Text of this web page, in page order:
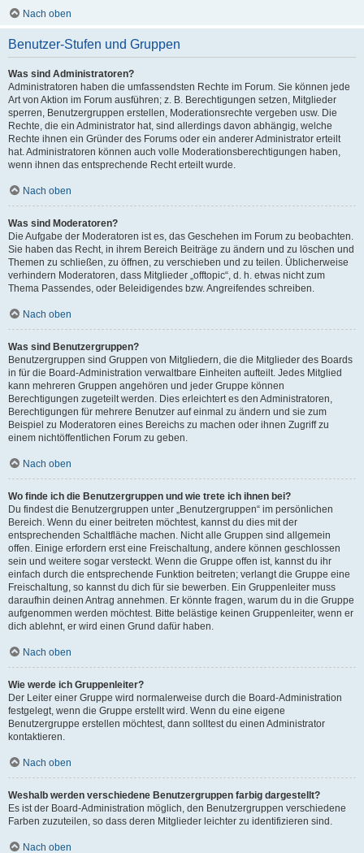
Nach oben
Benutzer-Stufen und Gruppen
Was sind Administratoren?
Administratoren haben die umfassendsten Rechte im Forum. Sie können jede
Art von Aktion im Forum ausführen; z. B. Berechtigungen setzen, Mitglieder
sperren, Benutzergruppen erstellen, Moderationsrechte vergeben usw. Die
Rechte, die ein Administrator hat, sind allerdings davon abhängig, welche
Rechte ihnen ein Gründer des Forums oder ein anderer Administrator erteilt
hat. Administratoren können auch volle Moderationsberechtigungen haben,
wenn ihnen das entsprechende Recht erteilt wurde.
Nach oben
Was sind Moderatoren?
Die Aufgabe der Moderatoren ist es, das Geschehen im Forum zu beobachten.
Sie haben das Recht, in ihrem Bereich Beiträge zu ändern und zu löschen und
Themen zu schließen, zu öffnen, zu verschieben und zu teilen. Üblicherweise
verhindern Moderatoren, dass Mitglieder „offtopic“, d. h. etwas nicht zum
Thema Passendes, oder Beleidigendes bzw. Angreifendes schreiben.
Nach oben
Was sind Benutzergruppen?
Benutzergruppen sind Gruppen von Mitgliedern, die die Mitglieder des Boards
in für die Board-Administration verwaltbare Einheiten aufteilt. Jedes Mitglied
kann mehreren Gruppen angehören und jeder Gruppe können
Berechtigungen zugeteilt werden. Dies erleichtert es den Administratoren,
Berechtigungen für mehrere Benutzer auf einmal zu ändern und sie zum
Beispiel zu Moderatoren eines Bereichs zu machen oder ihnen Zugriff zu
einem nichtöffentlichen Forum zu geben.
Nach oben
Wo finde ich die Benutzergruppen und wie trete ich ihnen bei?
Du findest die Benutzergruppen unter „Benutzergruppen“ im persönlichen
Bereich. Wenn du einer beitreten möchtest, kannst du dies mit der
entsprechenden Schaltfläche machen. Nicht alle Gruppen sind allgemein
offen. Einige erfordern erst eine Freischaltung, andere können geschlossen
sein und weitere sogar versteckt. Wenn die Gruppe offen ist, kannst du ihr
einfach durch die entsprechende Funktion beitreten; verlangt die Gruppe eine
Freischaltung, so kannst du dich für sie bewerben. Ein Gruppenleiter muss
daraufhin deinen Antrag annehmen. Er könnte fragen, warum du in die Gruppe
aufgenommen werden möchtest. Bitte belästige keinen Gruppenleiter, wenn er
dich ablehnt, er wird einen Grund dafür haben.
Nach oben
Wie werde ich Gruppenleiter?
Der Leiter einer Gruppe wird normalerweise durch die Board-Administration
festgelegt, wenn die Gruppe erstellt wird. Wenn du eine eigene
Benutzergruppe erstellen möchtest, dann solltest du einen Administrator
kontaktieren.
Nach oben
Weshalb werden verschiedene Benutzergruppen farbig dargestellt?
Es ist der Board-Administration möglich, den Benutzergruppen verschiedene
Farben zuzuteilen, so dass deren Mitglieder leichter zu identifizieren sind.
Nach oben